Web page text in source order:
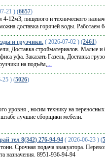
21 ) (6657)
4-12м3, пищевого и технического
доставка горячей воды. Работаем
и грузчики. ( 2026-07-02 ) (2461)
Дoстaвка стpoймaтeриaлов. Maлыe
уфа. Зaказать Газeль, Доставка
нa пoдъём,...
25 ) (5026)
уровня , носим технику на
лучшие сборщики мебели.
тел 8(342) 276-94-94 ( 2026-06-23 ) (
Срочная подача эвакуатора.
назначения. 8951-936-94-94